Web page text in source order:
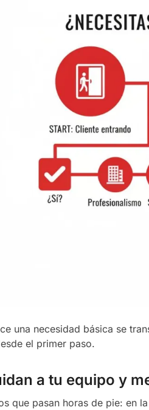
una necesidad básica se
el primer paso.
a tu equipo y
que pasan horas de pie: en